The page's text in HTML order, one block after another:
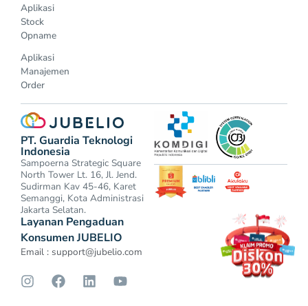
Aplikasi
Stock
Opname
Aplikasi
Manajemen
Order
PT. Guardia Teknologi
Indonesia
Sampoerna Strategic Square
North Tower Lt. 16, Jl. Jend.
Sudirman Kav 45-46, Karet
Semanggi, Kota Administrasi
Jakarta Selatan.
Layanan Pengaduan
Konsumen JUBELIO
Email : support@jubelio.com